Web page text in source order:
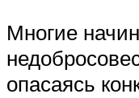
Многие
опасаясь